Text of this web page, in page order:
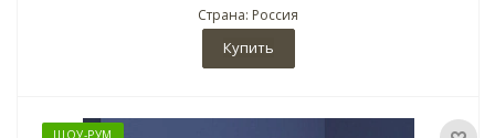
Страна: Россия
Купить